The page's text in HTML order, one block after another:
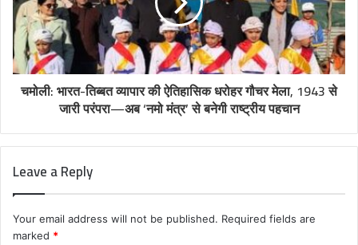
चमोली: भारत-तिब्बत व्यापार की ऐतिहासिक धरोहर गौचर मेला, 1943 से
जारी परंपरा—अब ‘नमो मंत्र’ से बनेगी राष्ट्रीय पहचान
Leave a Reply
Your email address will not be published. Required fields are
marked *